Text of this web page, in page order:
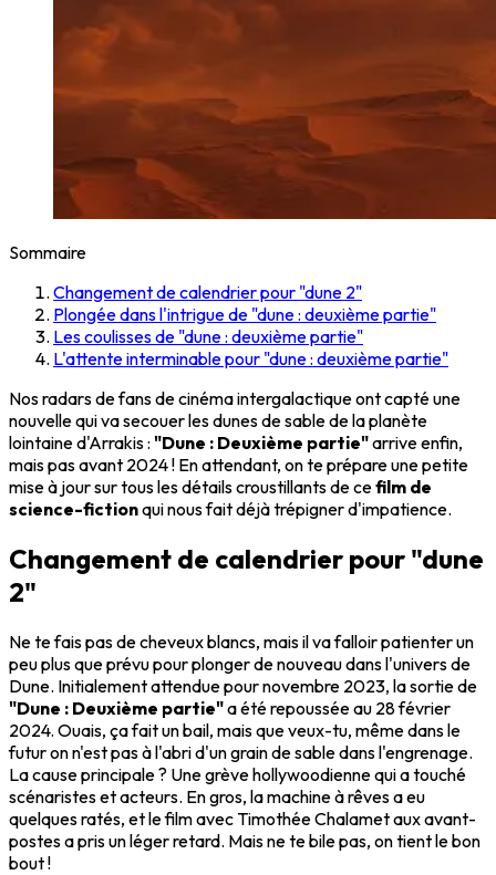
Sommaire
Changement de calendrier pour "dune 2"
Plongée dans l'intrigue de "dune : deuxième partie"
Les coulisses de "dune : deuxième partie"
L'attente interminable pour "dune : deuxième partie"
Nos radars de fans de cinéma intergalactique ont capté une
nouvelle qui va secouer les dunes de sable de la planète
lointaine d'Arrakis : "Dune : Deuxième partie"arrive enfin,
mais pas avant 2024 ! En attendant, on te prépare une petite
mise à jour sur tous les détails croustillants de cefilm de
science-fictionqui nous fait déjà trépigner d'impatience.
Changement de calendrier pour "dune
2"
Ne te fais pas de cheveux blancs, mais il va falloir patienter un
peu plus que prévu pour plonger de nouveau dans l'univers de
Dune. Initialement attendue pour novembre 2023, la sortie de
"Dune : Deuxième partie"a été repoussée au 28 février
2024. Ouais, ça fait un bail, mais que veux-tu, même dans le
futur on n'est pas à l'abri d'un grain de sable dans l'engrenage.
La cause principale ? Une grève hollywoodienne qui a touché
scénaristes et acteurs. En gros, la machine à rêves a eu
quelques ratés, et le film avec Timothée Chalamet aux avant-
postes a pris un léger retard. Mais ne te bile pas, on tient le bon
bout !